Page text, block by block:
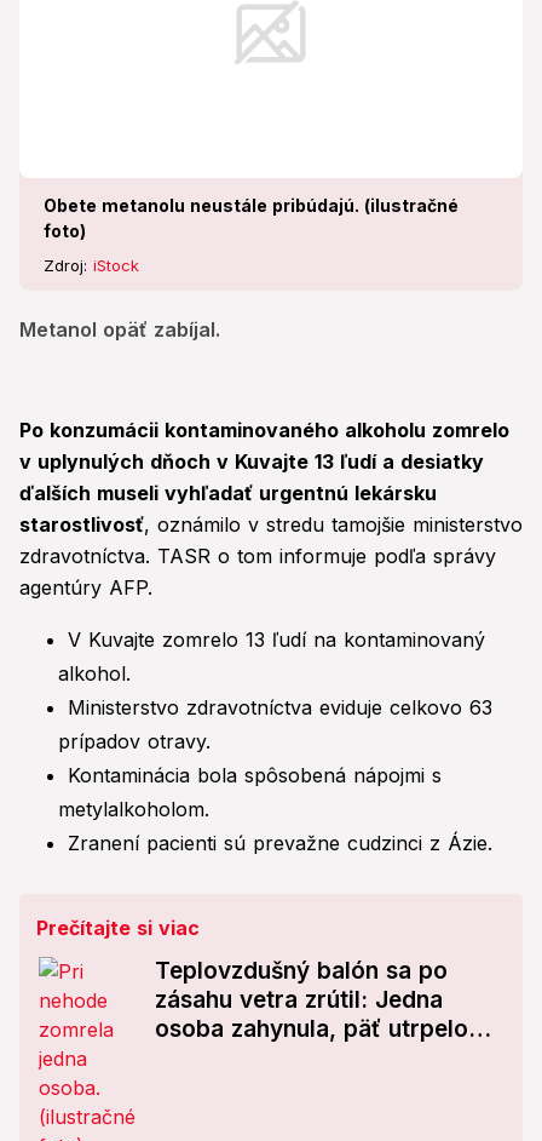
Obete metanolu neustále pribúdajú. (ilustračné
foto)
Zdroj: iStock
Metanol opäť zabíjal.
Po konzumácii kontaminovaného alkoholu zomrelo
v uplynulých dňoch v Kuvajte 13 ľudí a desiatky
ďalších museli vyhľadať urgentnú lekársku
starostlivosť, oznámilo v stredu tamojšie ministerstvo
zdravotníctva. TASR o tom informuje podľa správy
agentúry AFP.
V Kuvajte zomrelo 13 ľudí na kontaminovaný
alkohol.
Ministerstvo zdravotníctva eviduje celkovo 63
prípadov otravy.
Kontaminácia bola spôsobená nápojmi s
metylalkoholom.
Zranení pacienti sú prevažne cudzinci z Ázie.
Prečítajte si viac
Teplovzdušný balón sa po
zásahu vetra zrútil: Jedna
osoba zahynula, päť utrpelo